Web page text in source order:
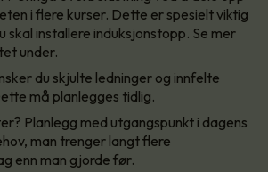
i flere kurser. Dette er spesielt viktig
skal installere induksjonstopp. Se mer
under.
du skjulte ledninger og innfelte
må planlegges tidlig.
Planlegg med utgangspunkt i dagens
man trenger langt flere
enn man gjorde før.